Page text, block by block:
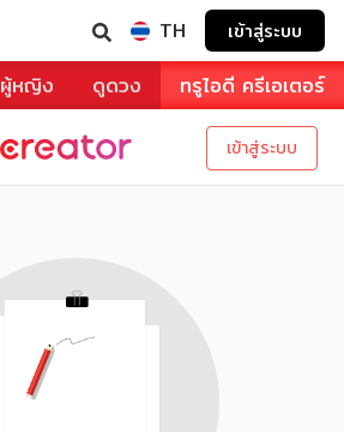
TH เข้าสู่ระบบ
ผู้หญิง ดูดวง ทรูไอดี ครีเอเตอร์
เข้าสู่ระบบ